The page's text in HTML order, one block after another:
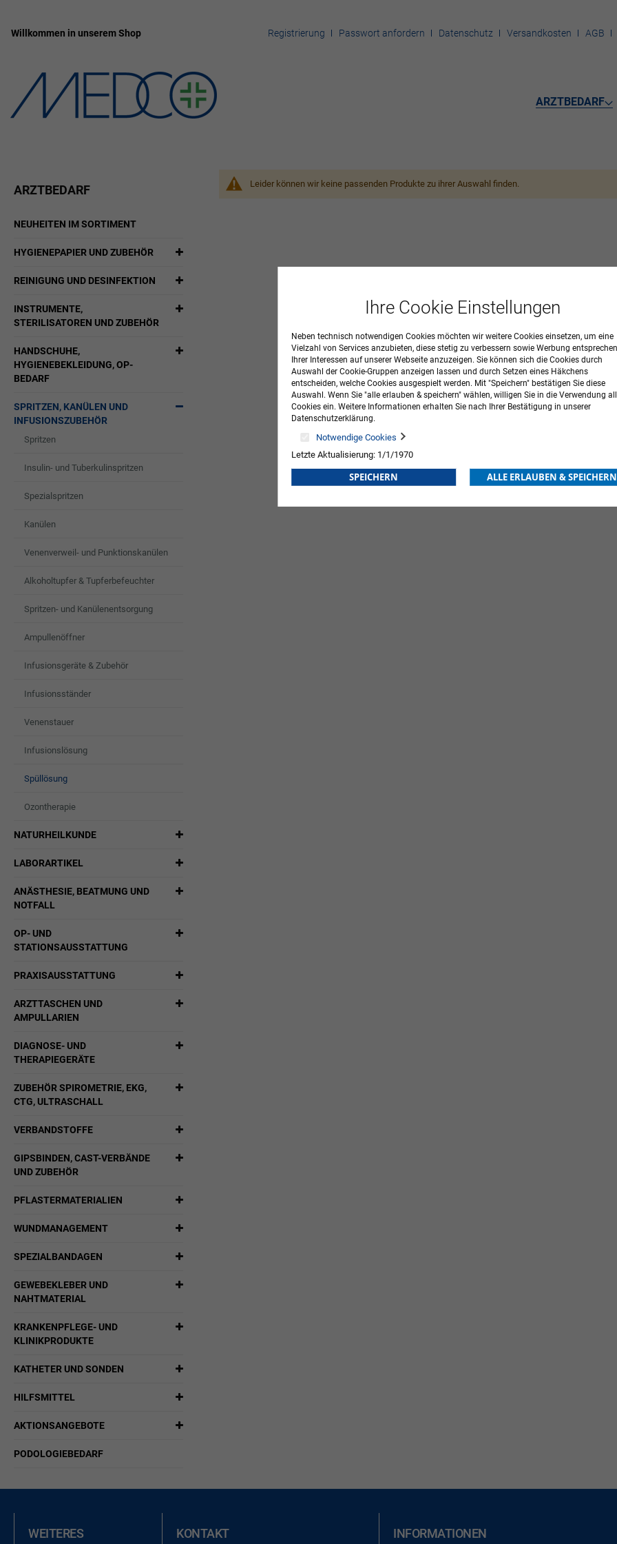
Zum
Willkommen in unserem Shop Registrierung Passwort anfordern Datenschutz Versandkosten AGB
ARZTBEDARF
Leider können wir keine passenden Produkte zu ihrer Auswahl finden.
ARZTBEDARF
NEUHEITEN IM SORTIMENT
HYGIENEPAPIER UND ZUBEHÖR
REINIGUNG UND DESINFEKTION
INSTRUMENTE,
STERILISATOREN UND ZUBEHÖR
HANDSCHUHE,
HYGIENEBEKLEIDUNG, OP-
BEDARF
SPRITZEN, KANÜLEN UND
INFUSIONSZUBEHÖR
Spritzen
Insulin- und Tuberkulinspritzen
Spezialspritzen
Kanülen
Venenverweil- und Punktionskanülen
Alkoholtupfer & Tupferbefeuchter
Spritzen- und Kanülenentsorgung
Ampullenöffner
Infusionsgeräte & Zubehör
Infusionsständer
Venenstauer
Infusionslösung
Spüllösung
Ozontherapie
NATURHEILKUNDE
LABORARTIKEL
ANÄSTHESIE, BEATMUNG UND
NOTFALL
OP- UND
STATIONSAUSSTATTUNG
PRAXISAUSSTATTUNG
ARZTTASCHEN UND
AMPULLARIEN
DIAGNOSE- UND
THERAPIEGERÄTE
ZUBEHÖR SPIROMETRIE, EKG,
CTG, ULTRASCHALL
VERBANDSTOFFE
GIPSBINDEN, CAST-VERBÄNDE
UND ZUBEHÖR
PFLASTERMATERIALIEN
WUNDMANAGEMENT
SPEZIALBANDAGEN
GEWEBEKLEBER UND
NAHTMATERIAL
KRANKENPFLEGE- UND
KLINIKPRODUKTE
KATHETER UND SONDEN
HILFSMITTEL
AKTIONSANGEBOTE
PODOLOGIEBEDARF
WEITERES KONTAKT INFORMATIONEN
Ihre Cookie Einstellungen
Neben technisch notwendigen Cookies möchten wir weitere Cookies einsetzen, um eine
Vielzahl von Services anzubieten, diese stetig zu verbessern sowie Werbung
Ihrer Interessen auf unserer Webseite anzuzeigen. Sie können sich die Cookies durch
Auswahl der Cookie-Gruppen anzeigen lassen und durch Setzen eines Häkchens
entscheiden, welche Cookies ausgespielt werden. Mit "Speichern" bestätigen Sie diese
Auswahl. Wenn Sie "alle erlauben & speichern" wählen, willigen Sie in die Verwendung
Cookies ein. Weitere Informationen erhalten Sie nach Ihrer Bestätigung in unserer
Datenschutzerklärung.
Notwendige Cookies
Letzte Aktualisierung: 1/1/1970
SPEICHERN ALLE ERLAUBEN & SPEICHERN